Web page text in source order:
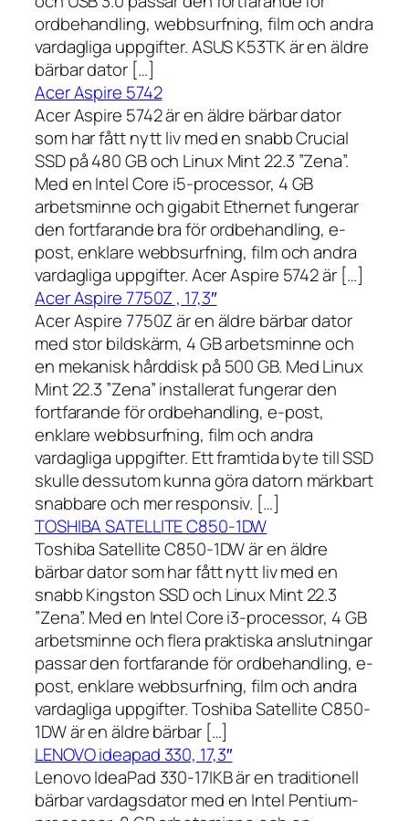
ordbehandling, webbsurfning, film och andra
vardagliga uppgifter. ASUS K53TK är en äldre
bärbar dator […]
Acer Aspire 5742
Acer Aspire 5742 är en äldre bärbar dator
som har fått nytt liv med en snabb Crucial
SSD på 480 GB och Linux Mint 22.3 ”Zena”.
Med en Intel Core i5-processor, 4 GB
arbetsminne och gigabit Ethernet fungerar
den fortfarande bra för ordbehandling, e-
post, enklare webbsurfning, film och andra
vardagliga uppgifter. Acer Aspire 5742 är […]
Acer Aspire 7750Z , 17,3″
Acer Aspire 7750Z är en äldre bärbar dator
med stor bildskärm, 4 GB arbetsminne och
en mekanisk hårddisk på 500 GB. Med Linux
Mint 22.3 ”Zena” installerat fungerar den
fortfarande för ordbehandling, e-post,
enklare webbsurfning, film och andra
vardagliga uppgifter. Ett framtida byte till SSD
skulle dessutom kunna göra datorn märkbart
snabbare och mer responsiv. […]
TOSHIBA SATELLITE C850-1DW
Toshiba Satellite C850-1DW är en äldre
bärbar dator som har fått nytt liv med en
snabb Kingston SSD och Linux Mint 22.3
”Zena”. Med en Intel Core i3-processor, 4 GB
arbetsminne och flera praktiska anslutningar
passar den fortfarande för ordbehandling, e-
post, enklare webbsurfning, film och andra
vardagliga uppgifter. Toshiba Satellite C850-
1DW är en äldre bärbar […]
LENOVO ideapad 330, 17,3″
Lenovo IdeaPad 330-17IKB är en traditionell
bärbar vardagsdator med en Intel Pentium-